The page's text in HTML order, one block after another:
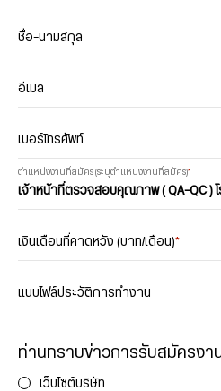
ชื่อ-นามสกุล
อีเมล
เบอร์โทรศัพท์
ตำแหน่งงานที่สมัคร (ระบุตำแหน่งงานที่สมัคร)*
เงินเดือนที่คาดหวัง (บาท/เดือน)*
แนบไฟล์ประวัติการทำงาน
ท่านทราบข่าวการรับสมัครงา
เว็บไซต์บริษัท